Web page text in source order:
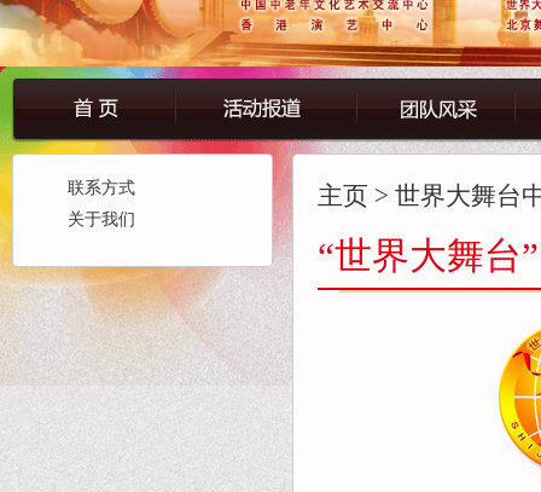
活动报道 名
联系方式
关于我们
主页 > 世界大舞台
“世界大舞台”